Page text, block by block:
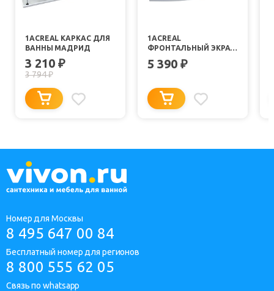
1ACREAL КАРКАС ДЛЯ
ВАННЫ МАДРИД
3 210 ₽
3 794₽
1ACREAL
ФРОНТАЛЬНЫЙ ЭКРАН
МАДРИД 150 L/R
5 390 ₽
Номер для Москвы
8 495 647 00 84
Бесплатный номер для регионов
8 800 555 62 05
Связь по whatsapp